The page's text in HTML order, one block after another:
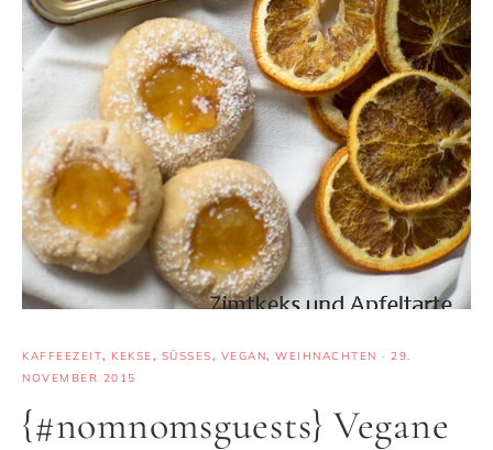
KAFFEEZEIT, KEKSE, SÜSSES , VEGAN, WEIHNACHTEN · 29.
NOVEMBER 2015
{#nomnomsguests} Vegane